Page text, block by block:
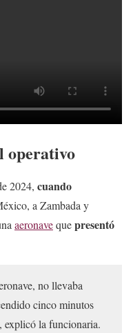
operativo
2024, cuando
a Zambada y
aeronavequepresentó
no llevaba
cinco minutos
explicó la funcionaria.